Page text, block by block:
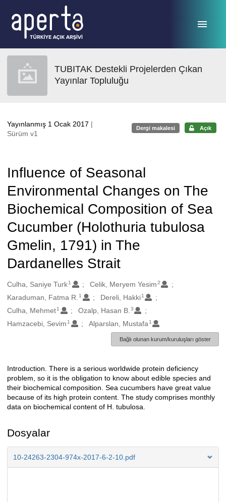
TUBITAK Destekli Projelerden Çıkan
Yayınlar Topluluğu
Yayınlanmış 1 Ocak 2017 |
Sürüm v1
Dergi makalesi Açık
Influence of Seasonal
Environmental Changes on The
Biochemical Composition of Sea
Cucumber (Holothuria tubulosa
Gmelin, 1791) in The
Dardanelles Strait
Oluşturanlar
Culha, Saniye Turk1 Celik, Meryem Yesim2
Karaduman, Fatma R. 1 Dereli, Hakki 1
Culha, Mehmet1 Ozalp, Hasan B. 3
Hamzacebi, Sevim 1 Alparslan, Mustafa 1
Bağlı olunan kurum/kuruluşları göster
Açıklama
Introduction. There is a serious worldwide protein deficiency
problem, so it is the obligation to know about edible species and
their biochemical composition. Sea cucumbers have great value
because of its high protein content. The study comprises monthly
data on biochemical content of H. tubulosa.
Dosyalar
10-24263-2304-974x-2017-6-2-10.pdf